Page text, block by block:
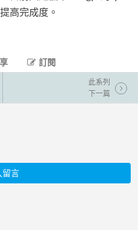
高完成度。
訂閱
此系列
下一篇
留言